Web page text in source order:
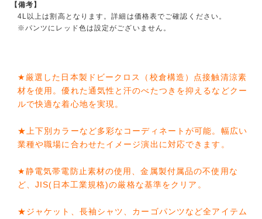
【備考】
4L以上は割高となります。詳細は価格表でご確認ください。
※パンツにレッド色は設定がございません。
★厳選した日本製ドビークロス（校倉構造）点接触清涼素
材を使用。優れた通気性と汗のべたつきを抑えるなどクー
ルで快適な着心地を実現。
★上下別カラーなど多彩なコーディネートが可能。幅広い
業種や職場に合わせたイメージ演出に対応できます。
★静電気帯電防止素材の使用、金属製付属品の不使用な
ど、JIS(日本工業規格)の厳格な基準をクリア。
★ジャケット、長袖シャツ、カーゴパンツなど全アイテム